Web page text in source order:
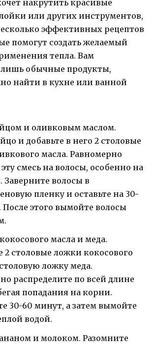
накрутить красивые
или других инструментов,
эффективных рецептов
помогут создать желаемый
тепла. Вам
лишь обычные продукты,
найти в кухне или ванной
и оливковым маслом.
и добавьте в него 2 столовые
масла. Равномерно
смесь на волосы, особенно на
волосы в
пленку и оставьте на 30-
После этого вымойте волосы
масла и меда.
2 столовые ложки кокосового
ложку меда.
распределите по всей длине
попадания на корни.
30-60 минут, а затем вымойте
водой.
и молоком. Разомните